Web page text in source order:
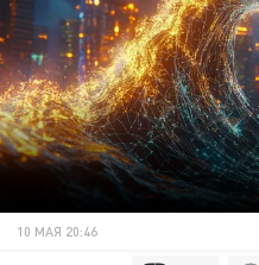
10 МАЯ 20:46